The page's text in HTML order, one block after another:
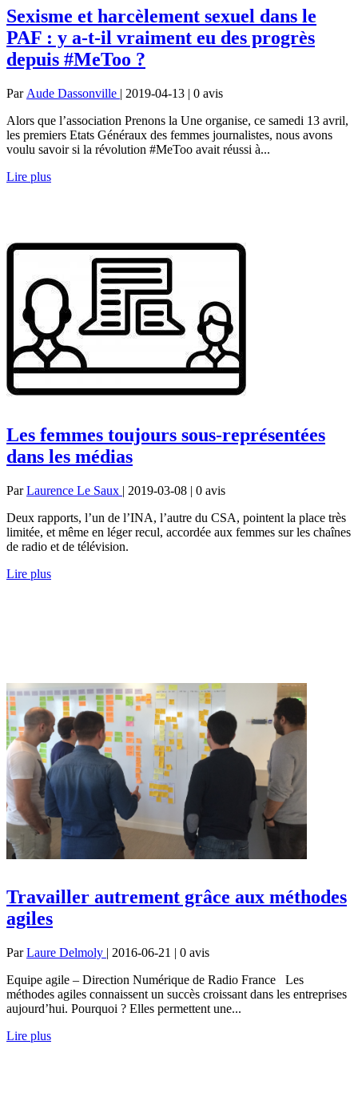
Sexisme et harcèlement sexuel dans le
PAF : y a-t-il vraiment eu des progrès
depuis #MeToo ?
Par Aude Dassonville | 2019-04-13 | 0 avis
Alors que l’association Prenons la Une organise, ce samedi 13 avril,
les premiers Etats Généraux des femmes journalistes, nous avons
voulu savoir si la révolution #MeToo avait réussi à...
Lire plus
Les femmes toujours sous-représentées
dans les médias
ParLaurence Le Saux | 2019-03-08 | 0 avis
Deux rapports, l’un de l’INA, l’autre du CSA, pointent la place très
limitée, et même en léger recul, accordée aux femmes sur les chaînes
de radio et de télévision.
Lire plus
Travailler autrement grâce aux méthodes
agiles
ParLaure Delmoly | 2016-06-21 | 0 avis
Equipe agile – Direction Numérique de Radio France Les
méthodes agiles connaissent un succès croissant dans les entreprises
aujourd’hui. Pourquoi ? Elles permettent une...
Lire plus